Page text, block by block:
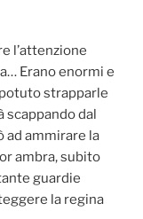
l’attenzione
Erano enormi e
strapparle
scappando dal
ad ammirare la
ambra, subito
guardie
la regina